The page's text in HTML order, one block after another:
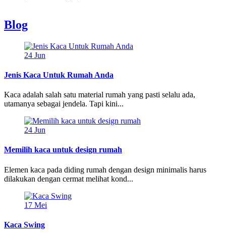
Blog
24 Jun
Jenis Kaca Untuk Rumah Anda
Kaca adalah salah satu material rumah yang pasti selalu ada,
utamanya sebagai jendela. Tapi kini...
24 Jun
Memilih kaca untuk design rumah
Elemen kaca pada diding rumah dengan design minimalis harus
dilakukan dengan cermat melihat kond...
17 Mei
Kaca Swing